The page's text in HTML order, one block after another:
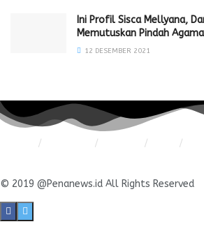
Ini Profil Sisca Mellyana,
Memutuskan Pindah Agama
12 DESEMBER 2021
© 2019 @Penanews.id All Rights Reserved